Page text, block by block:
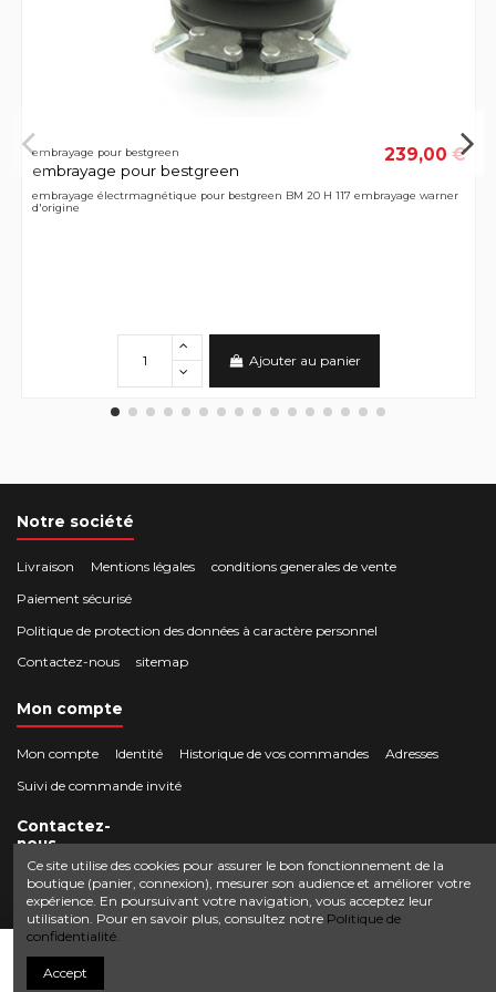
embrayage pour bestgreen
embrayage pour bestgreen
239,00 €
embrayage électrmagnétique pour bestgreen BM 20 H 117 embrayage warner
d'origine
Ajouter au panier
Notre société
Livraison Mentions légales
conditions generales de vente
Paiement sécurisé
Politique de protection des données à caractère personnel
Contactez-nous
sitemap
Mon compte
Mon compte Identité Historique de vos commandes
Adresses
Suivi de commande invité
Contactez-
nous
Crocbois-motoculture.com
50 route de Villefort 48800 Pied-de-Borne
0624436257
contact@crocbois-motoculture.com
Ce site utilise des cookies pour assurer le bon fonctionnement de la
boutique (panier, connexion), mesurer son audience et améliorer votre
expérience. En poursuivant votre navigation, vous acceptez leur
utilisation. Pour en savoir plus, consultez notre Politique de
confidentialité.
Accept